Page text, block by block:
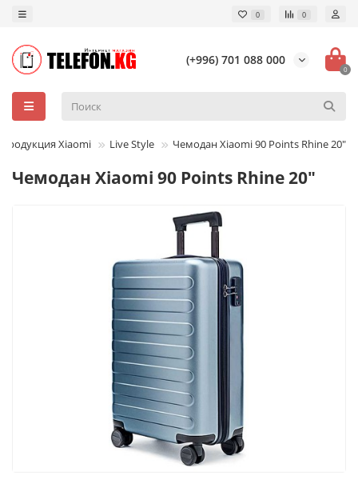
0 0
(+996) 701 088 000
0
Продукция Xiaomi Live Style Чемодан Xiaomi 90 Points Rhine 20"
Чемодан Xiaomi 90 Points Rhine 20"